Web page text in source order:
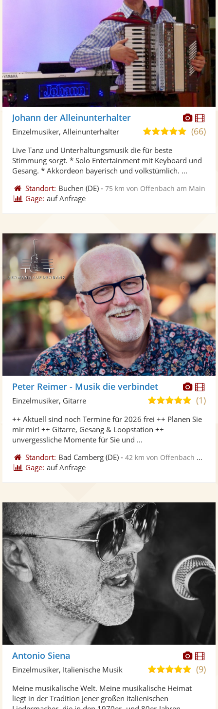
Johann der Alleinunterhalter
5,0
5
(66)
Einzelmusiker, Alleinunterhalter
Live Tanz und Unterhaltungsmusik die für beste
Stimmung sorgt. * Solo Entertainment mit Keyboard und
Gesang. * Akkordeon bayerisch und volkstümlich. ...
Standort: Buchen (DE) -75 km von Offenbach am Main
Gage: auf Anfrage
Fotos
Peter Reimer - Musik die verbindet
5,0
5
(1)
Einzelmusiker, Gitarre
++ Aktuell sind noch Termine für 2026 frei ++ Planen Sie
mir mir! ++ Gitarre, Gesang & Loopstation ++
unvergessliche Momente für Sie und ...
Standort: Bad Camberg (DE) -42 km von Offenbach am Main
Gage: auf Anfrage
Antonio Siena
4,9
5
(9)
Einzelmusiker, Italienische Musik
Meine musikalische Welt. Meine musikalische Heimat
liegt in der Tradition jener großen italienischen